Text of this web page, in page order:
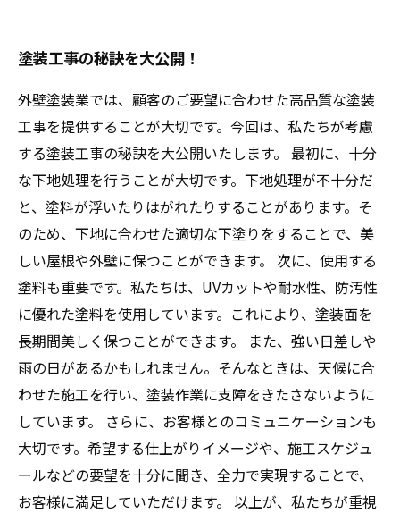
塗装工事の秘訣を大公開！
外壁塗装業では、顧客のご要望に合わせた高品質な塗装
工事を提供することが大切です。今回は、私たちが考慮
する塗装工事の秘訣を大公開いたします。 最初に、十分
な下地処理を行うことが大切です。下地処理が不十分だ
と、塗料が浮いたりはがれたりすることがあります。そ
のため、下地に合わせた適切な下塗りをすることで、美
しい屋根や外壁に保つことができます。 次に、使用する
塗料も重要です。私たちは、UVカットや耐水性、防汚性
に優れた塗料を使用しています。これにより、塗装面を
長期間美しく保つことができます。 また、強い日差しや
雨の日があるかもしれません。そんなときは、天候に合
わせた施工を行い、塗装作業に支障をきたさないように
しています。 さらに、お客様とのコミュニケーションも
大切です。希望する仕上がりイメージや、施工スケジュ
ールなどの要望を十分に聞き、全力で実現することで、
お客様に満足していただけます。 以上が、私たちが重視